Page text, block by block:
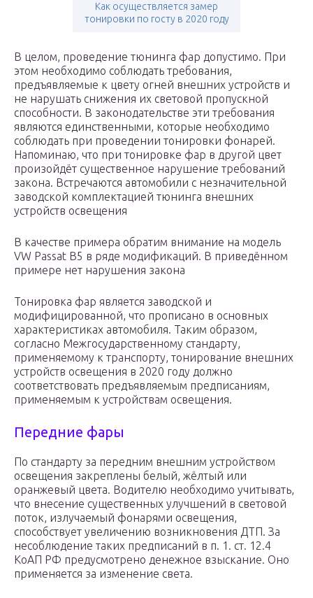
Как осуществляется замер
тонировки по госту в 2020 году
В целом, проведение тюнинга фар допустимо. При
этом необходимо соблюдать требования,
предъявляемые к цвету огней внешних устройств и
не нарушать снижения их световой пропускной
способности. В законодательстве эти требования
являются единственными, которые необходимо
соблюдать при проведении тонировки фонарей.
Напоминаю, что при тонировке фар в другой цвет
произойдёт существенное нарушение требований
закона. Встречаются автомобили с незначительной
заводской комплектацией тюнинга внешних
устройств освещения
В качестве примера обратим внимание на модель
VW Passat B5 в ряде модификаций. В приведённом
примере нет нарушения закона
Тонировка фар является заводской и
модифицированной, что прописано в основных
характеристиках автомобиля. Таким образом,
согласно Межгосударственному стандарту,
применяемому к транспорту, тонирование внешних
устройств освещения в 2020 году должно
соответствовать предъявляемым предписаниям,
применяемым к устройствам освещения.
Передние фары
По стандарту за передним внешним устройством
освещения закреплены белый, жёлтый или
оранжевый цвета. Водителю необходимо учитывать,
что внесение существенных улучшений в световой
поток, излучаемый фонарями освещения,
способствует увеличению возникновения ДТП. За
несоблюдение таких предписаний в п. 1. ст. 12.4
КоАП РФ предусмотрено денежное взыскание. Оно
применяется за изменение света.